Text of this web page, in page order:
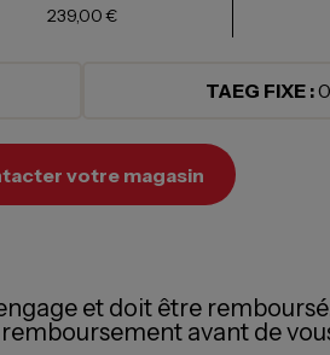
239,00 €
TAEG FIXE :
votre magasin
et doit être
avant de